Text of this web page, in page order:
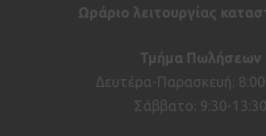
Ωράριο λειτουργίας
Τμήμα Πωλήσεων
Δευτέρα-Παρασκευή:
Σάββατο: 9:30-13:30